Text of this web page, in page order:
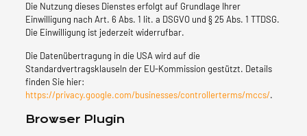
Die Nutzung dieses Dienstes erfolgt auf Grundlage Ihrer
Einwilligung nach Art. 6 Abs. 1 lit. a DSGVO und § 25 Abs. 1 TTDSG.
Die Einwilligung ist jederzeit widerrufbar.
Die Datenübertragung in die USA wird auf die
Standardvertragsklauseln der EU-Kommission gestützt. Details
finden Sie hier:
https://privacy.google.com/businesses/controllerterms/mccs/.
Browser Plugin